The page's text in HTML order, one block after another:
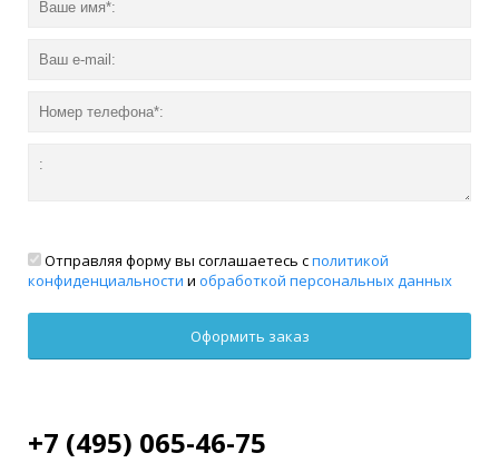
Отправляя форму вы соглашаетесь сполитикой
конфиденциальности и обработкой персональных данных
+7 (495) 065-46-75